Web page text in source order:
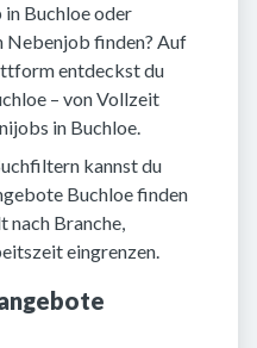
in Buchloe oder
Nebenjob finden? Auf
entdeckst du
– von Vollzeit
in Buchloe.
kannst du
Buchloe finden
nach Branche,
eingrenzen.